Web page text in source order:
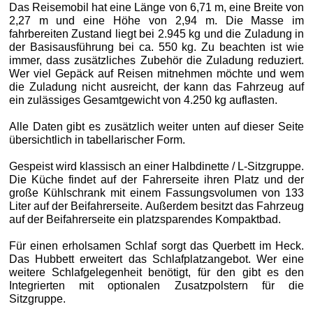
Das Reisemobil hat eine Länge von 6,71 m, eine Breite von
2,27 m und eine Höhe von 2,94 m. Die Masse im
fahrbereiten Zustand liegt bei 2.945 kg und die Zuladung in
der Basisausführung bei ca. 550 kg. Zu beachten ist wie
immer, dass zusätzliches Zubehör die Zuladung reduziert.
Wer viel Gepäck auf Reisen mitnehmen möchte und wem
die Zuladung nicht ausreicht, der kann das Fahrzeug auf
ein zulässiges Gesamtgewicht von 4.250 kg auflasten.
Alle Daten gibt es zusätzlich weiter unten auf dieser Seite
übersichtlich in tabellarischer Form.
Gespeist wird klassisch an einer Halbdinette / L-Sitzgruppe.
Die Küche findet auf der Fahrerseite ihren Platz und der
große Kühlschrank mit einem Fassungsvolumen von 133
Liter auf der Beifahrerseite. Außerdem besitzt das Fahrzeug
auf der Beifahrerseite ein platzsparendes Kompaktbad.
Für einen erholsamen Schlaf sorgt das Querbett im Heck.
Das Hubbett erweitert das Schlafplatzangebot. Wer eine
weitere Schlafgelegenheit benötigt, für den gibt es den
Integrierten mit optionalen Zusatzpolstern für die
Sitzgruppe.